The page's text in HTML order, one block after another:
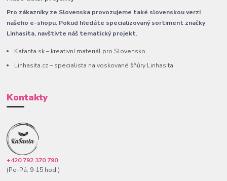
Pro zákazníky ze Slovenska provozujeme také slovenskou verzi
našeho e-shopu. Pokud hledáte specializovaný sortiment značky
Linhasita, navštivte náš tematický projekt.
Kafanta.sk – kreativní materiál pro Slovensko
Linhasita.cz – specialista na voskované šňůry Linhasita
Kontakty
+420 792 370 790
(Po-Pá, 9-15 hod.)